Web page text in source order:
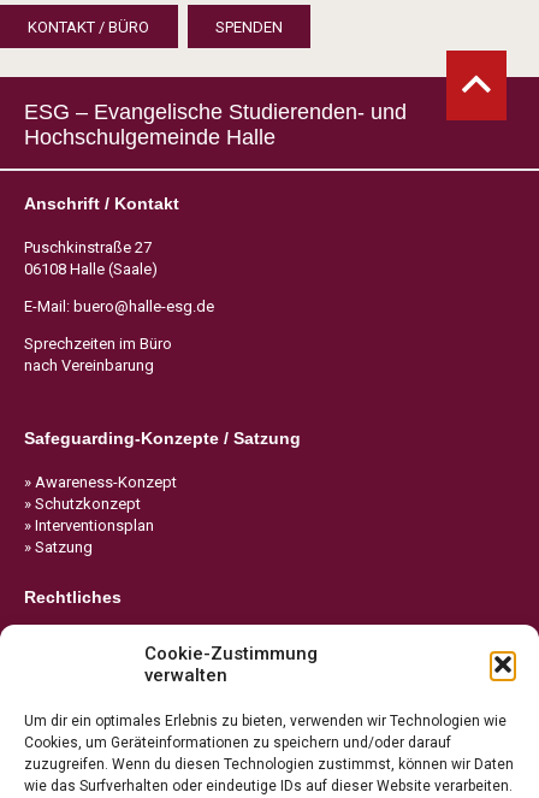
Cookie-Zustimmung
verwalten
Um dir ein optimales Erlebnis zu bieten, verwenden wir Technologien wie
Cookies, um Geräteinformationen zu speichern und/oder darauf
zuzugreifen. Wenn du diesen Technologien zustimmst, können wir Daten
wie das Surfverhalten oder eindeutige IDs auf dieser Website verarbeiten.
KONTAKT / BÜRO SPENDEN
ESG – Evangelische Studierenden- und
Hochschulgemeinde Halle
Anschrift / Kontakt
Puschkinstraße 27
06108 Halle (Saale)
E-Mail: buero@halle-esg.de
Sprechzeiten im Büro
nach Vereinbarung
Safeguarding-Konzepte / Satzung
» Awareness-Konzept
» Schutzkonzept
» Interventionsplan
» Satzung
Rechtliches
» Cookie-Richtlinie